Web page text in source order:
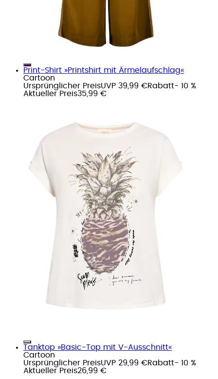
Print-Shirt »Printshirt mit Ärmelaufschlag«
Cartoon
Ursprünglicher PreisUVP 39,99 €Rabatt- 10 %
Aktueller Preis35,99 €
Tanktop »Basic-Top mit V-Ausschnitt«
Cartoon
Ursprünglicher PreisUVP 29,99 €Rabatt- 10 %
Aktueller Preis26,99 €